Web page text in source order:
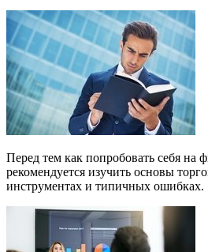
Перед тем как попробовать себя на
рекомендуется изучить основы
инструментах и типичных ошибках.